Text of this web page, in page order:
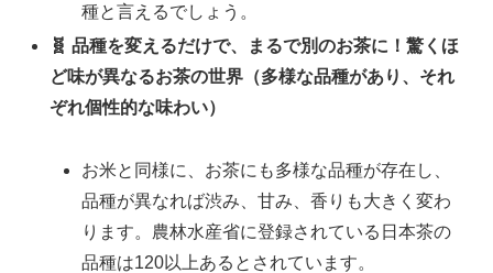
種と言えるでしょう。
🧬 品種を変えるだけで、まるで別のお茶に！驚くほ
ど味が異なるお茶の世界（多様な品種があり、それ
ぞれ個性的な味わい）
お米と同様に、お茶にも多様な品種が存在し、
品種が異なれば渋み、甘み、香りも大きく変わ
ります。農林水産省に登録されている日本茶の
品種は120以上あるとされています。